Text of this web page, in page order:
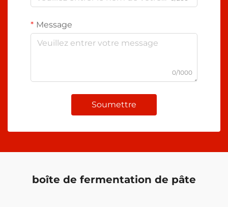
Message
0/1000
Soumettre
boîte de fermentation de pâte